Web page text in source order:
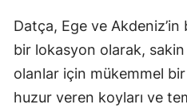
Datça, Ege ve
bir lokasyon olarak, sakin
olanlar için mükemmel bir
huzur veren koyları ve